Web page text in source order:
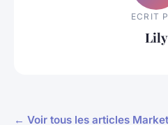
ECRIT
Lily
← Voir tous les articles